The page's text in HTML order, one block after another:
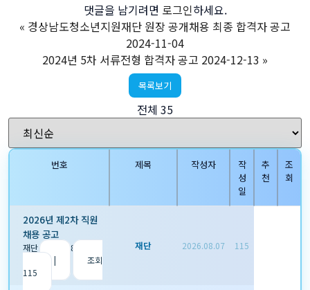
댓글을 남기려면 로그인하세요.
« 경상남도청소년지원재단 원장 공개채용 최종 합격자 공고
2024-11-04
2024년 5차 서류전형 합격자 공고 2024-12-13 »
목록보기
전체 35
번호 제목 작성자
작
성
일
추
천
조
회
2026년 제2차 직원
채용 공고
재단| 2026.08.07
|
조회
115
재단 2026.08.07 115